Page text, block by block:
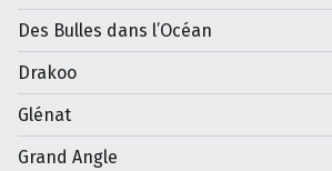
Des Bulles dans l’Océan
Drakoo
Glénat
Grand Angle